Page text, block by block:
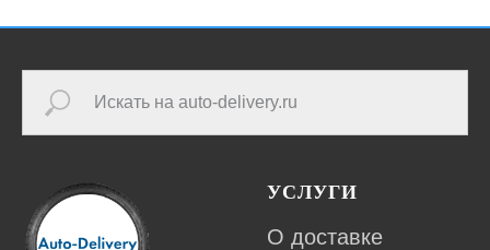
УСЛУГИ
О доставке